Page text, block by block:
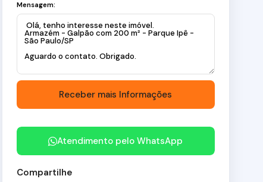
Mensagem:
Atendimento peloWhatsApp
Compartilhe